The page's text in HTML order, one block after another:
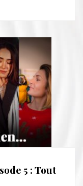
5 : Tout